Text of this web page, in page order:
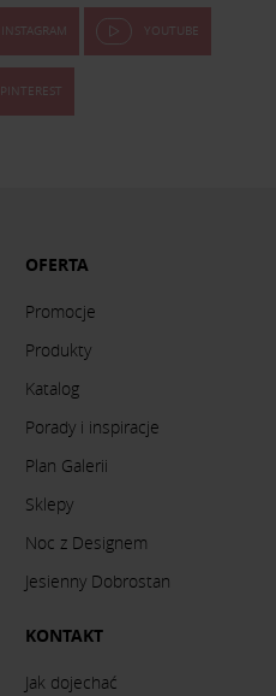
INSTAGRAM YOUTUBE
PINTEREST
OFERTA
Promocje
Produkty
Katalog
Porady i inspiracje
Plan Galerii
Sklepy
Noc z Designem
Jesienny Dobrostan
KONTAKT
Jak dojechać